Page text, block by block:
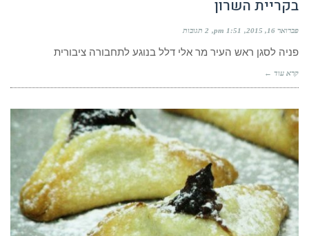
פברואר 16, 2015 1:51 pm
פניה לסגן ראש העיר מר אלי דלל בנוגע לתחבורה ציבורית
קרא עוד ←